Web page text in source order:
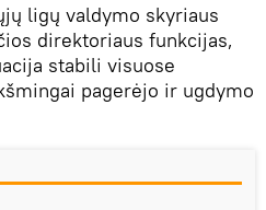
ligų valdymo skyriaus
direktoriaus funkcijas,
stabili visuose
pagerėjo ir ugdymo